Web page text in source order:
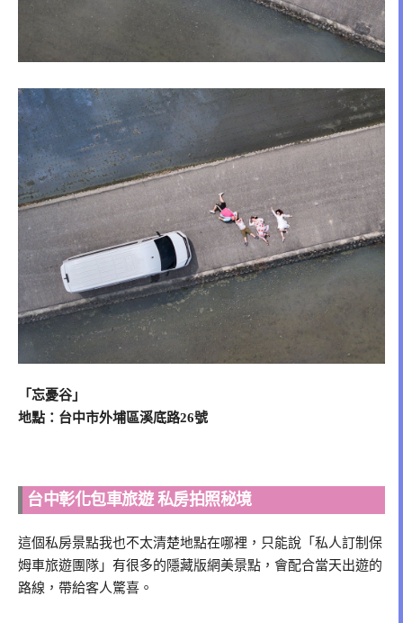
「忘憂谷」
地點：台中市外埔區溪底路26號
台中彰化包車旅遊 私房拍照秘境
這個私房景點我也不太清楚地點在哪裡，只能說「私人訂制保
姆車旅遊團隊」有很多的隱藏版網美景點，會配合當天出遊的
路線，帶給客人驚喜。